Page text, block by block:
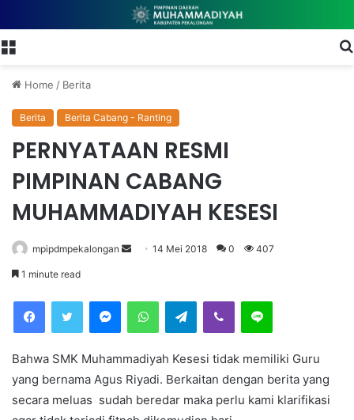
Home / Berita
Berita Berita Cabang - Ranting
PERNYATAAN RESMI
PIMPINAN CABANG
MUHAMMADIYAH KESESI
mpipdmpekalongan
e
m
a
14 Mei 2018 0 407
1 minute read
Telegram
Bahwa SMK Muhammadiyah Kesesi tidak memiliki Guru
yang bernama Agus Riyadi. Berkaitan dengan berita yang
secara meluas sudah beredar maka perlu kami klarifikasi